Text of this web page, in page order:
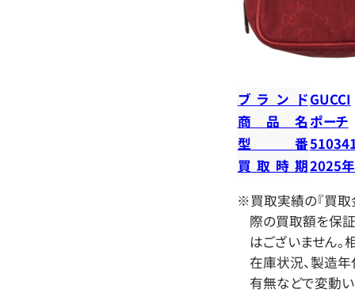
ブランドGUCCI
商品名ポーチ
型番
買取時期2025
※買取実績の『買取
際の買取額を保
はございません。
在庫状況、製造年
有無などで変動い